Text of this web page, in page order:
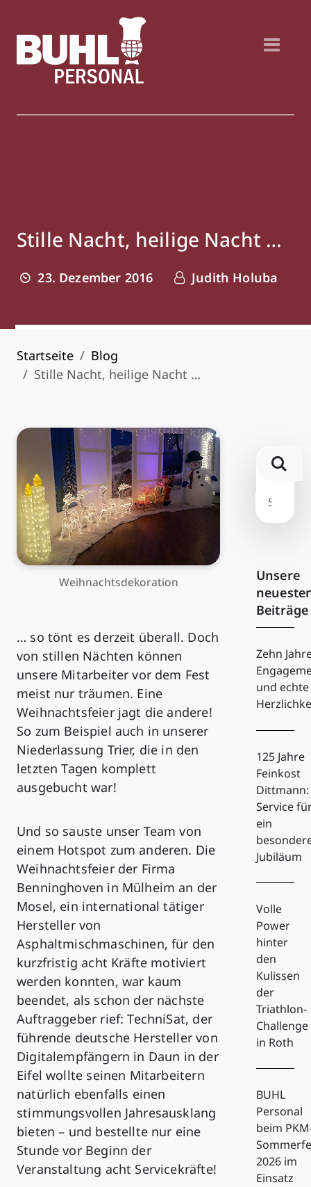
Stille Nacht, heilige Nacht …
23. Dezember 2016 Judith Holuba
Startseite
Blog
Stille Nacht, heilige Nacht …
Weihnachtsdekoration
… so tönt es derzeit überall. Doch
von stillen Nächten können
unsere Mitarbeiter vor dem Fest
meist nur träumen. Eine
Weihnachtsfeier jagt die andere!
So zum Beispiel auch in unserer
Niederlassung Trier, die in den
letzten Tagen komplett
ausgebucht war!
Und so sauste unser Team von
einem Hotspot zum anderen. Die
Weihnachtsfeier der Firma
Benninghoven in Mülheim an der
Mosel, ein international tätiger
Hersteller von
Asphaltmischmaschinen, für den
kurzfristig acht Kräfte motiviert
werden konnten, war kaum
beendet, als schon der nächste
Auftraggeber rief: TechniSat, der
führende deutsche Hersteller von
Digitalempfängern in Daun in der
Eifel wollte seinen Mitarbeitern
natürlich ebenfalls einen
stimmungsvollen Jahresausklang
bieten – und bestellte nur eine
Stunde vor Beginn der
Veranstaltung acht Servicekräfte!
Unsere
Beiträge
Zehn
und echte
125 Jahre
Feinkost
Dittmann:
Service
ein
Jubiläum
Volle
Power
hinter
den
Kulissen
der
Triathlon-
Challenge
in Roth
BUHL
Personal
beim
2026 im
Einsatz